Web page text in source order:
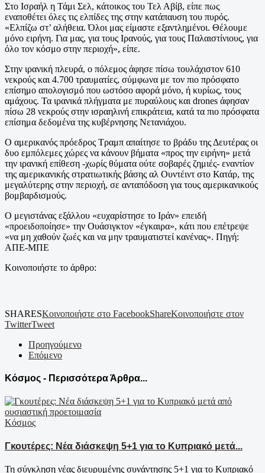
Στο Ισραήλ η Τάμι Σελ, κάτοικος του Τελ Αβίβ, είπε πως
εναποθέτει όλες τις ελπίδες της στην κατάπαυση του πυρός.
«Ελπίζω στ’ αλήθεια. Όλοι μας είμαστε εξαντλημένοι. Θέλουμε
μόνο ειρήνη. Για μας, για τους Ιρανούς, για τους Παλαιστίνιους, για
όλο τον κόσμο στην περιοχή», είπε.
Στην ιρανική πλευρά, ο πόλεμος άφησε πίσω τουλάχιστον 610
νεκρούς και 4.700 τραυματίες, σύμφωνα με τον πιο πρόσφατο
επίσημο απολογισμό που ωστόσο αφορά μόνο, ή κυρίως, τους
αμάχους. Τα ιρανικά πλήγματα με πυραύλους και drones άφησαν
πίσω 28 νεκρούς στην ισραηλινή επικράτεια, κατά τα πιο πρόσφατα
επίσημα δεδομένα της κυβέρνησης Νετανιάχου.
Ο αμερικανός πρόεδρος Τραμπ απαίτησε το βράδυ της Δευτέρας οι
δυο εμπόλεμες χώρες να κάνουν βήματα «προς την ειρήνη» μετά
την ιρανική επίθεση -χωρίς θύματα ούτε σοβαρές ζημιές- εναντίον
της αμερικανικής στρατιωτικής βάσης αλ Ουντέιντ στο Κατάρ, της
μεγαλύτερης στην περιοχή, σε ανταπόδοση για τους αμερικανικούς
βομβαρδισμούς.
Ο μεγιστάνας εξάλλου «ευχαρίστησε το Ιράν» επειδή
«προειδοποίησε» την Ουάσιγκτον «έγκαιρα», κάτι που επέτρεψε
«να μη χαθούν ζωές και να μην τραυματιστεί κανένας». Πηγή:
ΑΠΕ-ΜΠΕ
Κοινοποιήστε το άρθρο:
SHARESΚοινοποιήστε στο FacebookShareΚοινοποιήστε στον
TwitterTweet
Προηγούμενο
Επόμενο
Κόσμος - Περισσότερα Άρθρα...
Κόσμος
Γκουτέρες: Νέα διάσκεψη 5+1 για το Κυπριακό μετά...
Τη σύγκληση νέας διευρυμένης συνάντησης 5+1 για το Κυπριακό